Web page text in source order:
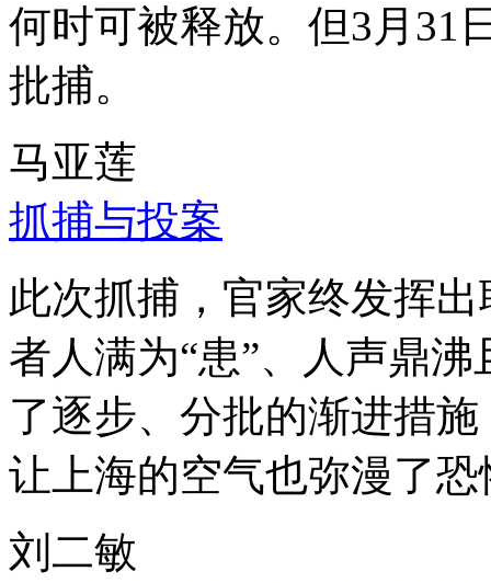
何时可被释放。但3月31
批捕。
马亚莲
抓捕与投案
此次抓捕，官家终发挥
者人满为“患”、人声鼎
了逐步、分批的渐进措
让上海的空气也弥漫了
刘二敏